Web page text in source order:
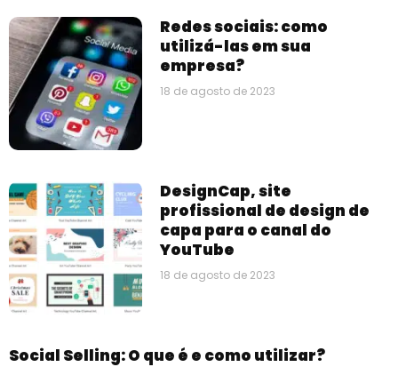
Redes sociais: como
utilizá-las em sua
empresa?
18 de agosto de 2023
DesignCap, site
profissional de design de
capa para o canal do
YouTube
18 de agosto de 2023
Social Selling: O que é e como utilizar?